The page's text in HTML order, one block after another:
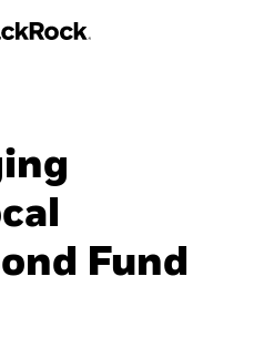
Fund